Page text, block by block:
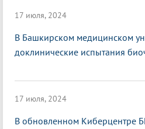
17 июля, 2024
В Башкирском медицинском
доклинические испытания
17 июля, 2024
В обновленном Киберцентре